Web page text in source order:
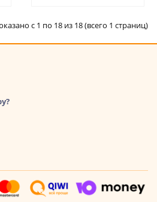
с 1 по 18 из 18 (всего 1 страниц)